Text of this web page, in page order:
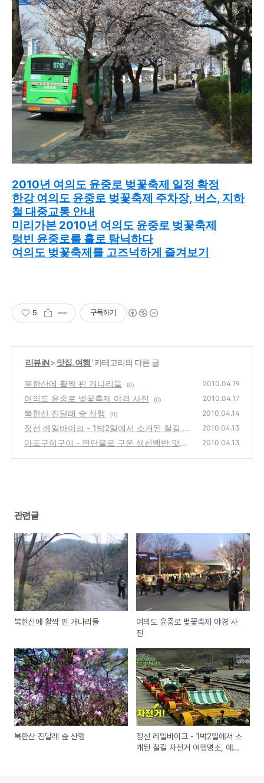
2010년 여의도 윤중로 벚꽃축제 일정 확정
한강 여의도 윤중로 벚꽃축제 주차장, 버스, 지하
철 대중교통 안내
미리가본 2010년 여의도 윤중로 벚꽃축제
텅빈 윤중로를 홀로 탐닉하다
여의도 벚꽃축제를 고즈넉하게 즐겨보기
5 구독하기
'리뷰 iN> 맛집, 여행' 카테고리의 다른 글
북한산에 활짝 핀 개나리들 (0) 2010.04.19
여의도 윤중로 벚꽃축제 야경 사진 (0) 2010.04.17
북한산 진달래 숲 산행 (0) 2010.04.14
정선 레일바이크 - 1박2일에서 소개된 철길 자
전거 여행명소, 예약 및 요금
(0)
2010.04.13
마포구이구이 - 연탄불로 구운 생선백반 맛집 2010.04.13
관련글
북한산에 활짝 핀 개나리들
여의도 윤중로 벚꽃축제 야경 사
진
북한산 진달래 숲 산행
정선 레일바이크 - 1박2일에서 소
개된 철길 자전거 여행명소, 예약